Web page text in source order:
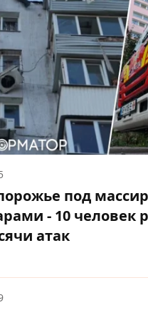
под
- 10 человек
атак